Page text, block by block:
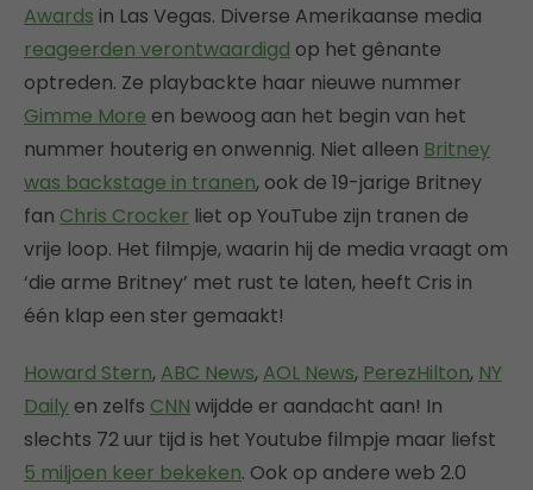
Awards in Las Vegas. Diverse Amerikaanse media
reageerden verontwaardigd op het gênante
optreden. Ze playbackte haar nieuwe nummer
Gimme More en bewoog aan het begin van het
nummer houterig en onwennig. Niet alleen Britney
was backstage in tranen, ook de 19-jarige Britney
fan Chris Crocker liet op YouTube zijn tranen de
vrije loop. Het filmpje, waarin hij de media vraagt om
‘die arme Britney’ met rust te laten, heeft Cris in
één klap een ster gemaakt!
Howard Stern, ABC News, AOL News, PerezHilton, NY
Daily en zelfs CNN wijdde er aandacht aan! In
slechts 72 uur tijd is het Youtube filmpje maar liefst
5 miljoen keer bekeken. Ook op andere web 2.0